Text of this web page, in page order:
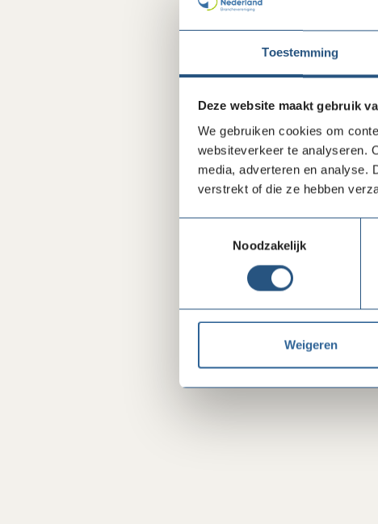
Toestemming
Deze website maakt gebruik
We gebruiken cookies om
websiteverkeer te analyseren.
media, adverteren en analyse.
verstrekt of die ze hebben
Noodzakelijk
Weigeren